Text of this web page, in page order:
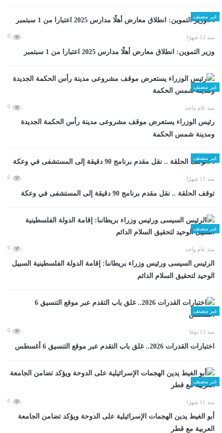
غير مصنف
منذ 12 شهرًا 0
وزير التموين: انطلاق معارض أهلًا مدارس 2025 اعتبارا من 1 سبتمبر
غير مصنف
منذ عام واحد 0
رئيس الوزراء يستعرض موقف مشروعى مدينة رأس الحكمة الجديدة
ومدينة شمس الحكمة
غير مصنف
منذ 11 شهرًا 0
توقف الحلقة .. نقل مقدم برنامج 90 دقيقة إلى المستشفى في وعكة
غير مصنف
منذ عام واحد 0
الرئيس السيسى ورئيس وزراء بريطانىا: إقامة الدولة الفلسطينية السبيل
الوحيد لتحقيق السلام الدائم
غير مصنف
منذ 13 يومًا 0
اختبارات القدرات 2026.. غلق باب التقدم عبر موقع التنسيق 6 أغسطس
غير مصنف
منذ 11 شهرًا 0
أبو الغيط يدين الهجمات الإسرائيلية على الدوحة ويؤكد تضامن الجامعة
العربية مع قطر